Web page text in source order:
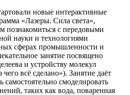
новые интерактивные
«Лазеры. Сила света»,
познакомиться с передовыми
науки и технологиями
сферах промышленности и
занятие посвящено
и устройству молекул
всё сделано»). Занятие даёт
смоделировать
таких как вода, поваренная